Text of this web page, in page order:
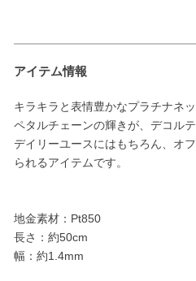
アイテム情報
キラキラと表情豊かなプラチナネッ
ペタルチェーンの輝きが、デコル
デイリーユースにはもちろん、オ
られるアイテムです。
地金素材：Pt850
長さ：約50cm
幅：約1.4mm